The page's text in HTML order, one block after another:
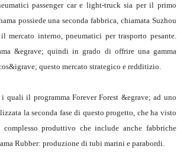
passenger car e light-truck sia per il primo
possiede una seconda fabbrica, chiamata Suzhou
interno, pneumatici per trasporto pesante.
&egrave; quindi in grado di offrire una gamma
questo mercato strategico e redditizio.
il programma Forever Forest &egrave; ad uno
la seconda fase di questo progetto, che ha visto
produttivo che include anche fabbriche
Rubber: produzione di tubi marini e parabordi.